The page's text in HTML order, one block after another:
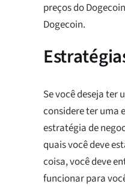
preços do
Dogecoin.
Se você deseja ter
considere ter uma
estratégia de
quais você deve
coisa, você deve
funcionar para